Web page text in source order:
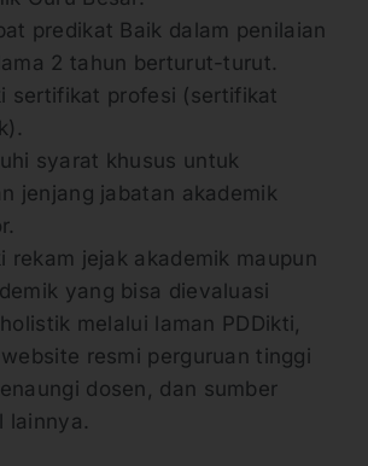
predikat Baik dalam penilaian
2 tahun berturut-turut.
sertifikat profesi (sertifikat
syarat khusus untuk
jenjang jabatan akademik
rekam jejak akademik maupun
yang bisa dievaluasi
melalui laman PDDikti,
resmi perguruan tinggi
dosen, dan sumber
lainnya.